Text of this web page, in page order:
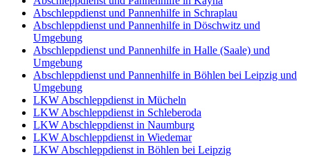
Abschleppdienst und Pannenhilfe in Schraplau
Abschleppdienst und Pannenhilfe in Döschwitz und
Umgebung
Abschleppdienst und Pannenhilfe in Halle (Saale) und
Umgebung
Abschleppdienst und Pannenhilfe in Böhlen bei Leipzig und
Umgebung
LKW Abschleppdienst in Mücheln
LKW Abschleppdienst in Schleberoda
LKW Abschleppdienst in Naumburg
LKW Abschleppdienst in Wiedemar
LKW Abschleppdienst in Böhlen bei Leipzig